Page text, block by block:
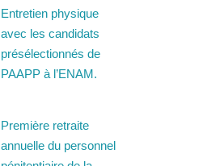
Entretien physique
avec les candidats
présélectionnés de
PAAPP à l’ENAM.
Première retraite
annuelle du personnel